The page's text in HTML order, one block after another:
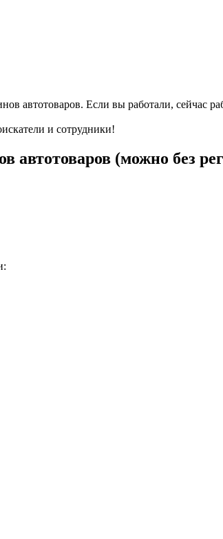
автотоваров. Если вы работали, сейчас
и сотрудники!
автотоваров (можно без